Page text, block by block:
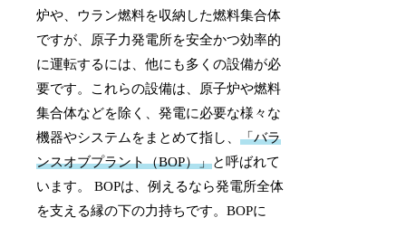
炉や、ウラン燃料を収納した燃料集合体
ですが、原子力発電所を安全かつ効率的
に運転するには、他にも多くの設備が必
要です。これらの設備は、原子炉や燃料
集合体などを除く、発電に必要な様々な
機器やシステムをまとめて指し、「バラ
ンスオブプラント（BOP）」と呼ばれて
います。 BOPは、例えるなら発電所全体
を支える縁の下の力持ちです。BOPに